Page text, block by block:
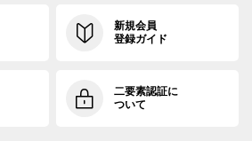
新規会員
登録ガイド
二要素認証に
ついて